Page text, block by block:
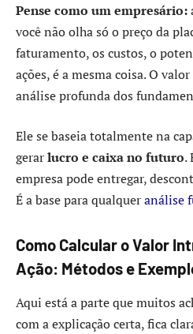
Pense como um empresário:
você não olha só o preço da
faturamento, os custos, o
ações, é a mesma coisa. O
análise profunda dos
Ele se baseia totalmente na
gerarlucro e caixa no futuro.
empresa pode entregar,
É a base para qualqueranálise
Como Calcular o Valor
Ação: Métodos e
Aqui está a parte que muitos
com a explicação certa, fica